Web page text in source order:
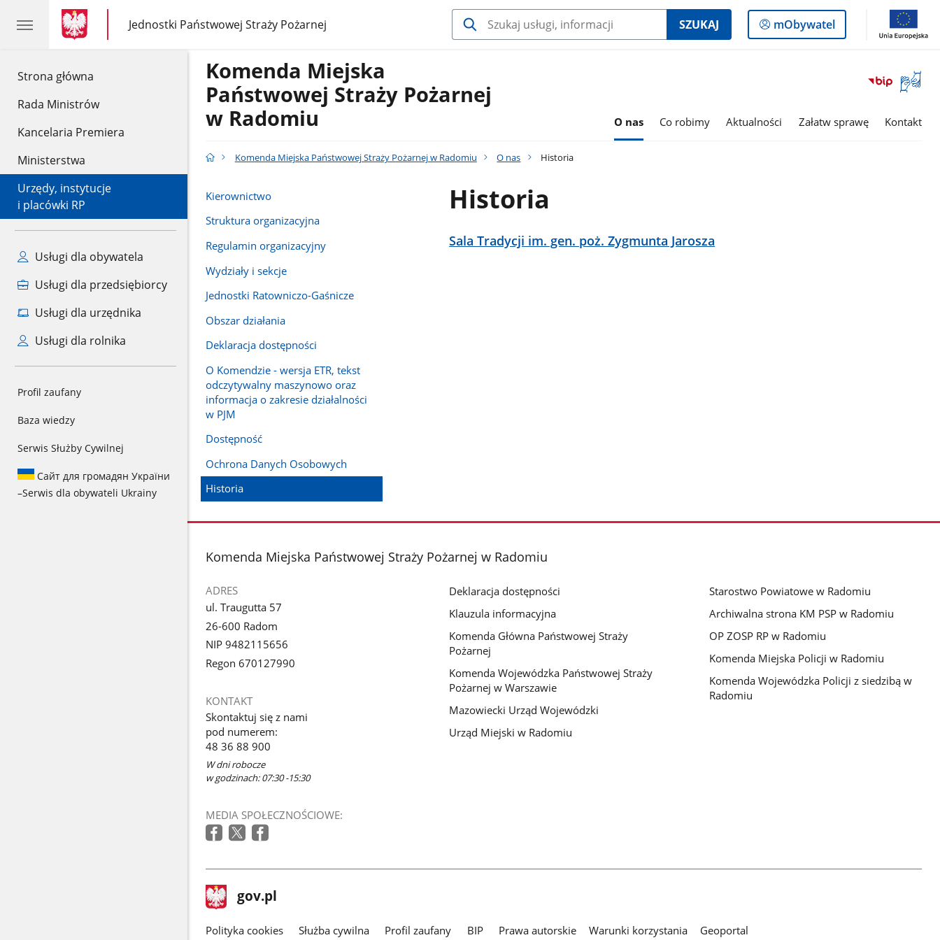
Strona główna
Rada Ministrów
Kancelaria Premiera
Ministerstwa
Urzędy, instytucje
i placówki RP
Usługi dla obywatela
Usługi dla przedsiębiorcy
Usługi dla urzędnika
Usługi dla rolnika
Profil zaufany
Baza wiedzy
Serwis Służby Cywilnej
Сайт для громадян України
–Serwis dla obywateli Ukrainy
gov.pl
gov.pl
Jednostki Państwowej Straży Pożarnej
gov.pl
Jednostki
Państwowej
SZUKAJ
Logowanie
do
mObywatel
Otwórz
okno
Komenda Miejska
Państwowej Straży Pożarnej
w Radomiu
O nas Co robimy Aktualności Załatw sprawę Kontakt
Komenda Miejska Państwowej Straży Pożarnej w Radomiu O nas Historia
Kierownictwo
Struktura organizacyjna
Regulamin organizacyjny
Wydziały i sekcje
Jednostki Ratowniczo-Gaśnicze
Obszar działania
Deklaracja dostępności
O Komendzie - wersja ETR, tekst
odczytywalny maszynowo oraz
informacja o zakresie działalności
w PJM
Dostępność
Ochrona Danych Osobowych
Historia
Historia
Sala Tradycji im. gen. poż. Zygmunta Jarosza
stopka
Komenda Miejska Państwowej Straży Pożarnej w Radomiu
ADRES
ul. Traugutta 57
26-600 Radom
NIP 9482115656
Regon 670127990
KONTAKT
Skontaktuj się z nami
pod numerem:
48 36 88 900
W dni robocze
w godzinach: 07:30 -15:30
MEDIA SPOŁECZNOŚCIOWE:
Deklaracja dostępności
Klauzula informacyjna
Komenda Główna Państwowej Straży
Pożarnej
Komenda Wojewódzka Państwowej Straży
Pożarnej w Warszawie
Mazowiecki Urząd Wojewódzki
Urząd Miejski w Radomiu
Starostwo Powiatowe w Radomiu
Archiwalna strona KM PSP w Radomiu
OP ZOSP RP w Radomiu
Komenda Miejska Policji w Radomiu
Komenda Wojewódzka Policji z siedzibą w
Radomiu
stopka
gov.pl Strona
gov.pl
gov.pl
Polityka cookies Służba cywilna Profil zaufany BIP Prawa autorskie Warunki korzystania Geoportal